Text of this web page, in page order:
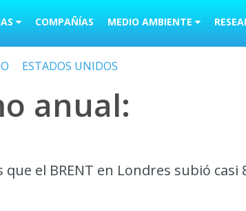
COMPAÑÍAS MEDIO AMBIENTE
ESTADOS UNIDOS
anual:
el BRENT en Londres subió casi